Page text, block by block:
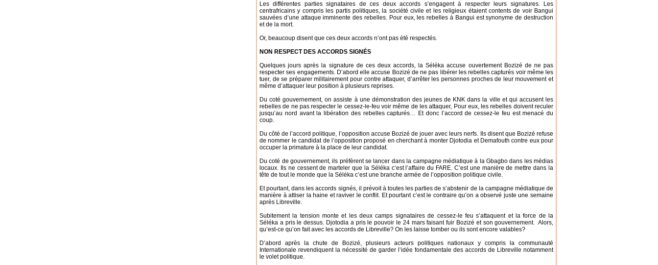
Les différentes parties signataires de ces deux accords s’engagent à respecter leurs signatures. Les
centrafricains y compris les partis politiques, la société civile et les religieux étaient contents de voir Bangui
sauvées d’une attaque imminente des rebelles. Pour eux, les rebelles à Bangui est synonyme de destruction
et de la mort.
Or, beaucoup disent que ces deux accords n’ont pas été respectés.
NON RESPECT DES ACCORDS SIGNÉS
Quelques jours après la signature de ces deux accords, la Séléka accuse ouvertement Bozizé de ne pas
respecter ses engagements. D’abord elle accuse Bozizé de ne pas libérer les rebelles capturés voir même les
tuer, de se préparer militairement pour contre attaquer, d’arrêter les personnes proches de leur mouvement et
même d’attaquer leur position à plusieurs reprises.
Du coté gouvernement, on assiste à une démonstration des jeunes de KNK dans la ville et qui accusent les
rebelles de ne pas respecter le cessez-le-feu voir même de les attaquer, Pour eux, les rebelles doivent reculer
jusqu’au nord avant la libération des rebelles capturés… Et donc l’accord de cessez-le feu est menacé du
coup.
Du côté de l’accord politique, l’opposition accuse Bozizé de jouer avec leurs nerfs. Ils disent que Bozizé refuse
de nommer le candidat de l’opposition proposé en cherchant à monter Djotodia et Demafouth contre eux pour
occuper la primature à la place de leur candidat.
Du coté de gouvernement, ils préfèrent se lancer dans la campagne médiatique à la Gbagbo dans les médias
locaux. Ils ne cessent de marteler que la Séléka c’est l’affaire du FARE. C’est une manière de mettre dans la
tête de tout le monde que la Séléka c’est une branche armée de l’opposition politique civile.
Et pourtant, dans les accords signés, il prévoit à toutes les parties de s’abstenir de la campagne médiatique de
manière à attiser la haine et raviver le conflit. Et pourtant c’est le contraire qu’on a observé juste une semaine
après Libreville.
Subitement la tension monte et les deux camps signataires de cessez-le feu s’attaquent et la force de la
Séléka a pris le dessus. Djotodia a pris le pouvoir le 24 mars faisant fuir Bozizé et son gouvernement. Alors,
qu’est-ce qu’on fait avec les accords de Libreville? On les laisse tomber ou ils sont encore valables?
D’abord après la chute de Bozizé, plusieurs acteurs politiques nationaux y compris la communauté
Internationale revendiquent la nécessité de garder l’idée fondamentale des accords de Libreville notamment
le volet politique.